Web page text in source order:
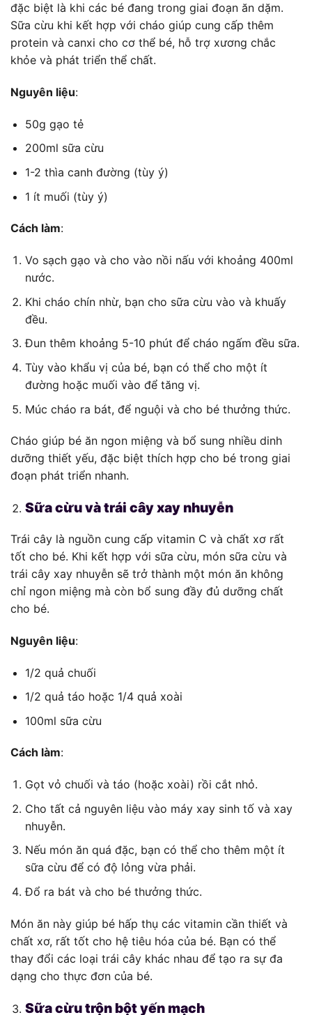
đặc biệt là khi các bé đang trong giai đoạn ăn dặm.
Sữa cừu khi kết hợp với cháo giúp cung cấp thêm
protein và canxi cho cơ thể bé, hỗ trợ xương chắc
khỏe và phát triển thể chất.
Nguyên liệu:
50g gạo tẻ
200ml sữa cừu
1-2 thìa canh đường (tùy ý)
1 ít muối (tùy ý)
Cách làm:
Vo sạch gạo và cho vào nồi nấu với khoảng 400ml
nước.
Khi cháo chín nhừ, bạn cho sữa cừu vào và khuấy
đều.
Đun thêm khoảng 5-10 phút để cháo ngấm đều sữa.
Tùy vào khẩu vị của bé, bạn có thể cho một ít
đường hoặc muối vào để tăng vị.
Múc cháo ra bát, để nguội và cho bé thưởng thức.
Cháo giúp bé ăn ngon miệng và bổ sung nhiều dinh
dưỡng thiết yếu, đặc biệt thích hợp cho bé trong giai
đoạn phát triển nhanh.
Sữa cừu và trái cây xay nhuyễn
Trái cây là nguồn cung cấp vitamin C và chất xơ rất
tốt cho bé. Khi kết hợp với sữa cừu, món sữa cừu và
trái cây xay nhuyễn sẽ trở thành một món ăn không
chỉ ngon miệng mà còn bổ sung đầy đủ dưỡng chất
cho bé.
Nguyên liệu:
1/2 quả chuối
1/2 quả táo hoặc 1/4 quả xoài
100ml sữa cừu
Cách làm:
Gọt vỏ chuối và táo (hoặc xoài) rồi cắt nhỏ.
Cho tất cả nguyên liệu vào máy xay sinh tố và xay
nhuyễn.
Nếu món ăn quá đặc, bạn có thể cho thêm một ít
sữa cừu để có độ lỏng vừa phải.
Đổ ra bát và cho bé thưởng thức.
Món ăn này giúp bé hấp thụ các vitamin cần thiết và
chất xơ, rất tốt cho hệ tiêu hóa của bé. Bạn có thể
thay đổi các loại trái cây khác nhau để tạo ra sự đa
dạng cho thực đơn của bé.
Sữa cừu trộn bột yến mạch